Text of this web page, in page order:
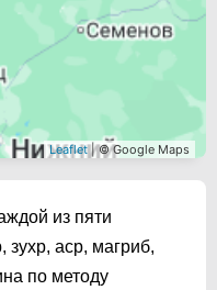
Leaflet| © Google Maps
из пяти
аср, магриб,
по методу